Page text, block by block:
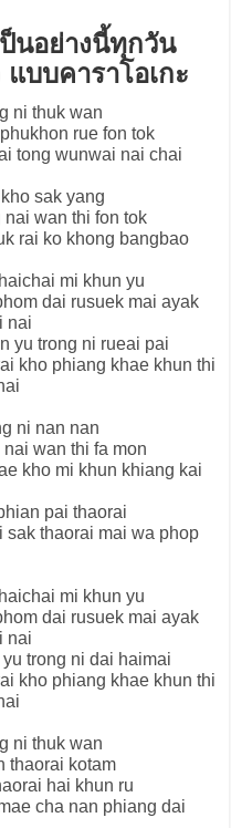
ป็นอย่างนี้ทุกวัน
บบคาราโอเกะ
ni thuk wan
rue fon tok
tong wunwai nai chai
sak yang
wan thi fon tok
rai ko khong bangbao
mi khun yu
dai rusuek mai ayak
nai
yu trong ni rueai pai
kho phiang khae khun thi
ni nan nan
wan thi fa mon
kho mi khun khiang kai
pai thaorai
sak thaorai mai wa phop
mi khun yu
dai rusuek mai ayak
nai
trong ni dai haimai
kho phiang khae khun thi
ni thuk wan
thaorai kotam
hai khun ru
cha nan phiang dai